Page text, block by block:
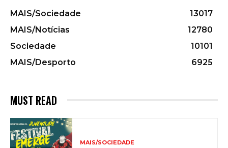
MAIS/Sociedade
13017
MAIS/Notícias
12780
Sociedade
10101
MAIS/Desporto
6925
MUST READ
MAIS/SOCIEDADE